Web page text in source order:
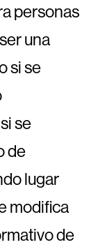
personas
una
si se
se
de
lugar
modifica
de